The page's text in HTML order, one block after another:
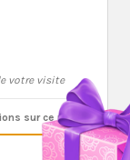
votre visite
sur ce produit: